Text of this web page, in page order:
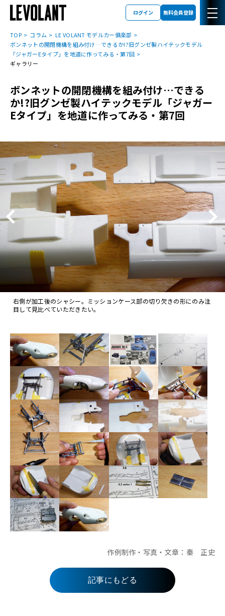
ログイン 無料会員登録
TOP コラム
LE VOLANT モデルカー俱楽部
ボンネットの開閉機構を組み付け…できるか!?旧グンゼ製ハイテックモデル
「ジャガーEタイプ」を地道に作ってみる・第7回
ギャラリー
ボンネットの開閉機構を組み付け…できる
か!?旧グンゼ製ハイテックモデル「ジャガー
Eタイプ」を地道に作ってみる・第7回
右側が加工後のシャシー。ミッションケース部の切り欠きの形にのみ注
目して見比べていただきたい。
作例制作・写真・文章：秦 正史
記事にもどる